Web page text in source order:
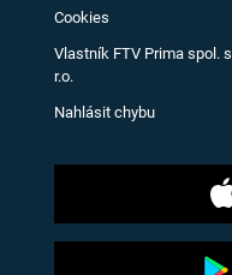
Cookies
Vlastník FTV Prima spol. s
r.o.
Nahlásit chybu